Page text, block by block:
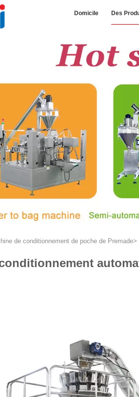
Domicile Des
de conditionnement de poche de Premade>